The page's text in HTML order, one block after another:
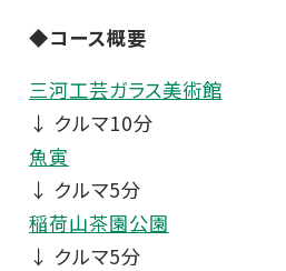
◆コース概要
三河工芸ガラス美術館
↓ クルマ10分
魚寅
↓ クルマ5分
稲荷山茶園公園
↓ クルマ5分